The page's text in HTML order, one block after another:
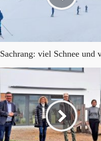
Sachrang: viel Schnee und